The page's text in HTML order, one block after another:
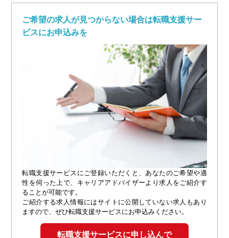
ご希望の求人が見つからない場合は転職支援サー
ビスにお申込みを
転職支援サービスにご登録いただくと、あなたのご希望や適
性を伺った上で、キャリアアドバイザーより求人をご紹介す
ることが可能です。
ご紹介する求人情報にはサイトに公開していない求人もあり
ますので、ぜひ転職支援サービスにお申込みください。
転職支援サービスに申し込んで